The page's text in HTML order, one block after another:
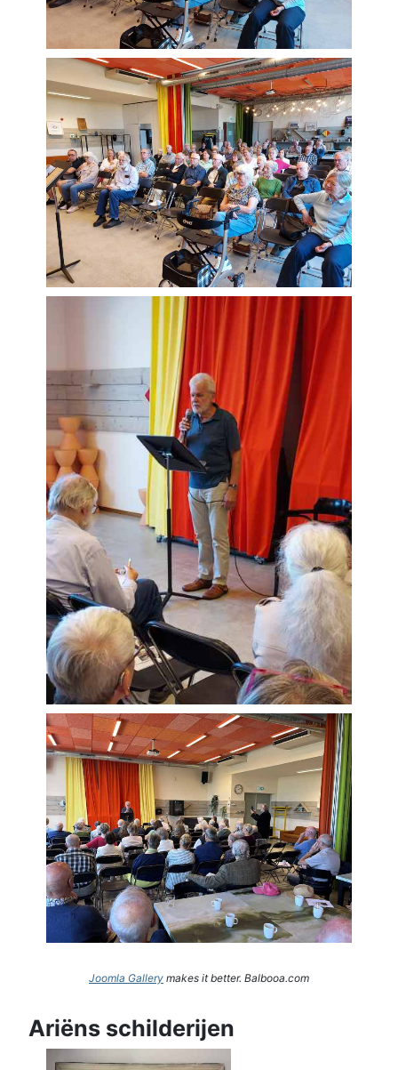
Joomla Gallery makes it better. Balbooa.com
Ariëns schilderijen